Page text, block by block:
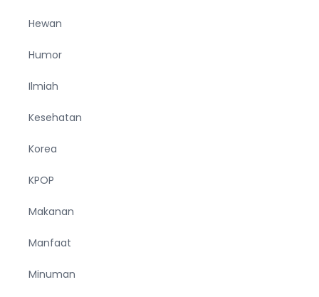
Hewan
Humor
Ilmiah
Kesehatan
Korea
KPOP
Makanan
Manfaat
Minuman